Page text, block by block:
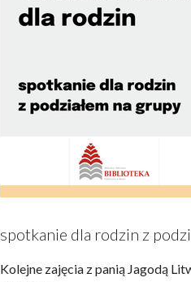
spotkanie dla rodzin z
Kolejne zajęcia z panią Jagodą